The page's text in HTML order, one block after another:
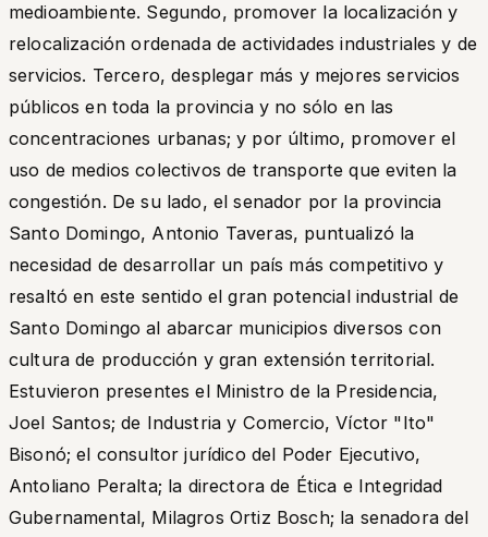
medioambiente. Segundo, promover la localización y
relocalización ordenada de actividades industriales y de
servicios. Tercero, desplegar más y mejores servicios
públicos en toda la provincia y no sólo en las
concentraciones urbanas; y por último, promover el
uso de medios colectivos de transporte que eviten la
congestión. De su lado, el senador por la provincia
Santo Domingo, Antonio Taveras, puntualizó la
necesidad de desarrollar un país más competitivo y
resaltó en este sentido el gran potencial industrial de
Santo Domingo al abarcar municipios diversos con
cultura de producción y gran extensión territorial.
Estuvieron presentes el Ministro de la Presidencia,
Joel Santos; de Industria y Comercio, Víctor "Ito"
Bisonó; el consultor jurídico del Poder Ejecutivo,
Antoliano Peralta; la directora de Ética e Integridad
Gubernamental, Milagros Ortiz Bosch; la senadora del